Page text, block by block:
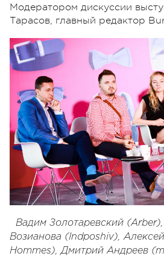
Модератором дискуссии
Тарасов, главный редактор
Вадим Золотаревский
Возианова (Indposhiv),
Hommes), Дмитрий Андреев